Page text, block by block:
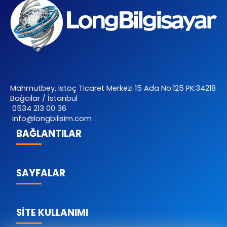
Mahmutbey, Istoç Ticaret Merkezi 15 Ada No:125 PK:34218
Bağcılar / İstanbul
0534 213 00 36
info@longbilisim.com
BAĞLANTILAR
SAYFALAR
SİTE KULLANIMI